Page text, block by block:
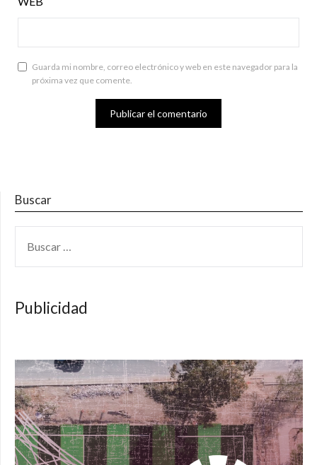
Guarda mi nombre, correo electrónico y web en este navegador para la
próxima vez que comente.
Buscar
Publicidad